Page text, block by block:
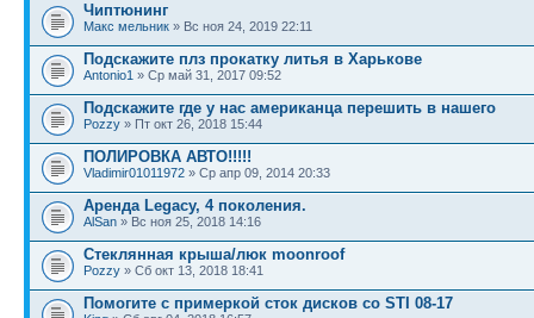
Чиптюнинг
Макс мельник » Вс ноя 24, 2019 22:11
Подскажите плз прокатку литья в Харькове
Antonio1 » Ср май 31, 2017 09:52
Подскажите где у нас американца перешить в нашего
Pozzy » Пт окт 26, 2018 15:44
ПОЛИРОВКА АВТО!!!!!
Vladimir01011972 » Ср апр 09, 2014 20:33
Аренда Legacy, 4 поколения.
AlSan » Вс ноя 25, 2018 14:16
Стеклянная крыша/люк moonroof
Pozzy » Сб окт 13, 2018 18:41
Помогите с примеркой сток дисков со STI 08-17